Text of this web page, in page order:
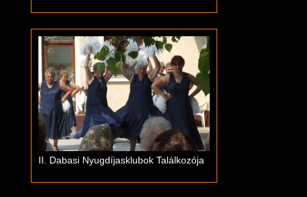
II. Dabasi Nyugdíjasklubok Találkozója